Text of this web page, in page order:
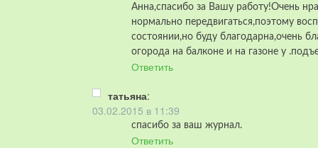
Анна,спасибо за Вашу работу!Очень
нормально передвигаться,поэтому
состоянии,но буду благодарна,очень
огорода на балконе и на газоне у
Ответить
татьяна:
03.02.2015 в 11:39
спасибо за ваш журнал.
Ответить